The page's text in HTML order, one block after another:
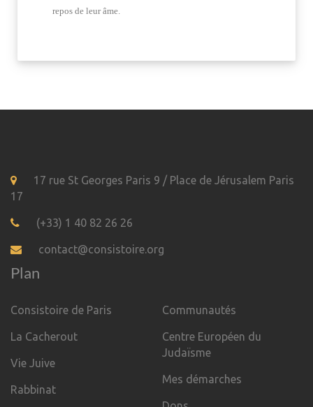
repos de leur âme.
17 rue St Georges Paris 9 / Place de Jérusalem Paris
17
(+33) 1 40 82 26 26
contact@consistoire.org
Plan
Consistoire de Paris
La Cacherout
Vie Juive
Rabbinat
Communautés
Centre Européen du
Judaïsme
Mes démarches